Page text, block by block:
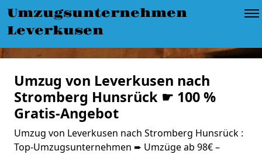
Umzugsunternehmen
Leverkusen
Umzug von Leverkusen nach
Stromberg Hunsrück ☛ 100 %
Gratis-Angebot
Umzug von Leverkusen nach Stromberg Hunsrück :
Top-Umzugsunternehmen ➨ Umzüge ab 98€ –